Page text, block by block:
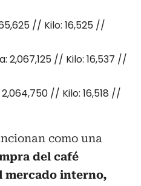
// Kilo: 16,525 //
2,067,125 // Kilo: 16,537 //
// Kilo: 16,518 //
como una
del café
mercado interno,